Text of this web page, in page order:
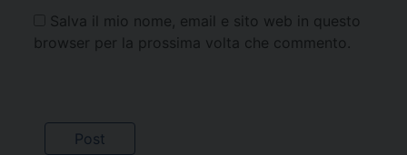
Salva il mio nome, email e sito web in questo
browser per la prossima volta che commento.